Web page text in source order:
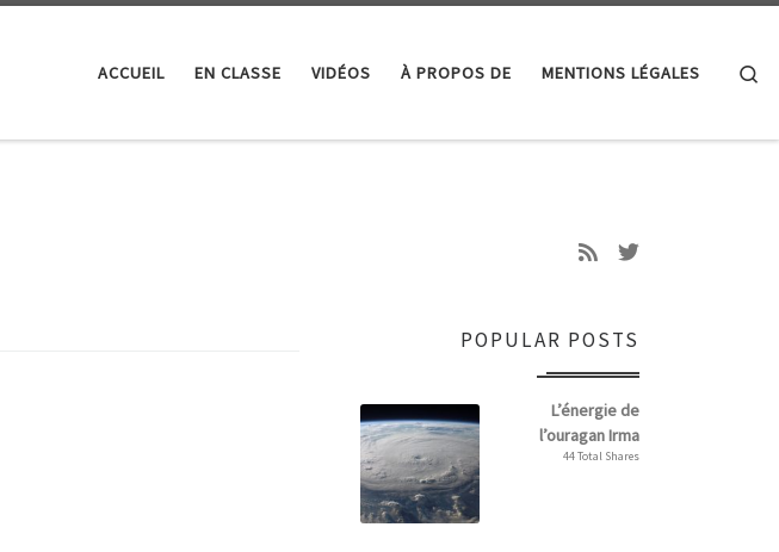
ACCUEIL EN CLASSE VIDÉOS À PROPOS DE MENTIONS LÉGALES
POPULAR POSTS
L’énergie de
l’ouragan Irma
44 Total Shares